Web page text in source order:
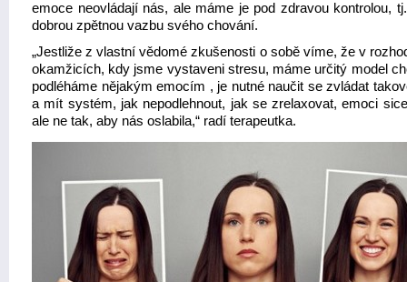
emoce neovládají nás, ale máme je pod zdravou kontrolou,
dobrou zpětnou vazbu svého chování.
„Jestliže z vlastní vědomé zkušenosti o sobě víme, že v
okamžicích, kdy jsme vystaveni stresu, máme určitý model
podléháme nějakým emocím , je nutné naučit se zvládat
a mít systém, jak nepodlehnout, jak se zrelaxovat, emoci
ale ne tak, aby nás oslabila,“ radí terapeutka.